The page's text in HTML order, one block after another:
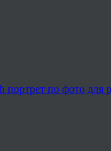
портрет по фото